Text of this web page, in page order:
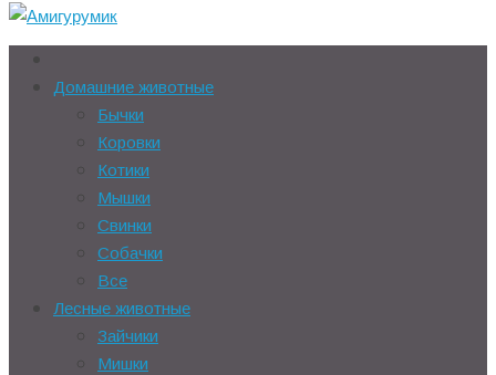
Домашние животные
Бычки
Коровки
Котики
Мышки
Свинки
Собачки
Все
Лесные животные
Зайчики
Мишки